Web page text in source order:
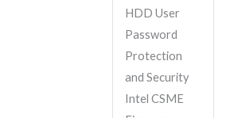
HDD User
Password
Protection
and Security
Intel CSME